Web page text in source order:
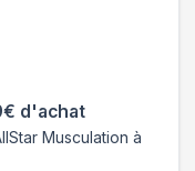
d'achat
Musculation à